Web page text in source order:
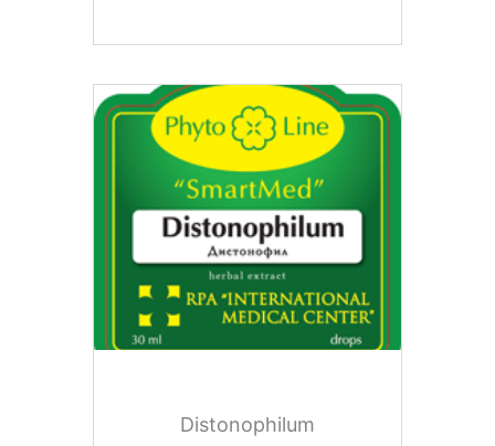
Distonophilum